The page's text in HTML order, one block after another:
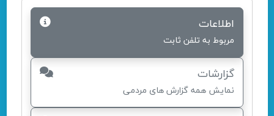
اطلاعات
مربوط به تلفن ثابت
گزارشات
نمایش همه گزارش های مردمی